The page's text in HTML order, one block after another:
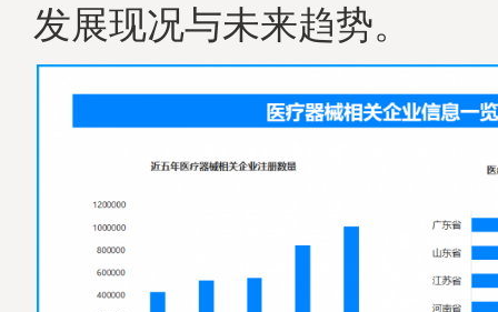
发展现况与未来趋势。